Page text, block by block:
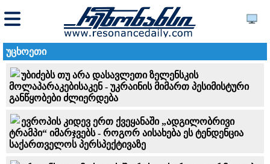
უცხოეთი
უბიძებს თუ არა დასავლეთი ზელენსკის
მოლაპარაკებისაკენ - უკრაინის მიმართ პესიმისტური
განწყობები ძლიერდება
ევროპის კიდევ ერთ ქვეყანაში „ადგილობრივი
ტრამპი“ იმარჯვებს - როგორ აისახება ეს ტენდენცია
საქართველოს პერსპექტივაზე